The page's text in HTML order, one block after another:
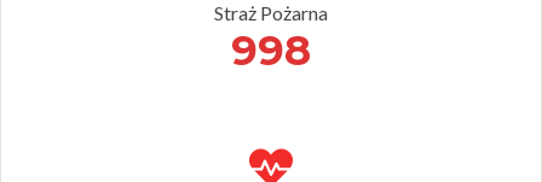
Straż Pożarna
998